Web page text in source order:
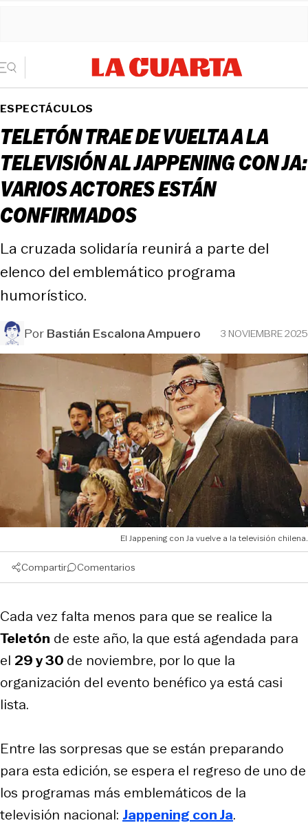
ESPECTÁCULOS
TELETÓN TRAE DE VUELTA A LA
TELEVISIÓN AL JAPPENING CON JA:
VARIOS ACTORES ESTÁN
CONFIRMADOS
La cruzada solidaría reunirá a parte del
elenco del emblemático programa
humorístico.
PorBastián Escalona Ampuero 3 NOVIEMBRE 2025
El Jappening con Ja vuelve a la televisión chilena.
Compartir Comentarios
Cada vez falta menos para que se realice la
Teletón de este año, la que está agendada para
el 29 y 30 de noviembre, por lo que la
organización del evento benéfico ya está casi
lista.
Entre las sorpresas que se están preparando
para esta edición, se espera el regreso de uno de
los programas más emblemáticos de la
televisión nacional: Jappening con Ja.